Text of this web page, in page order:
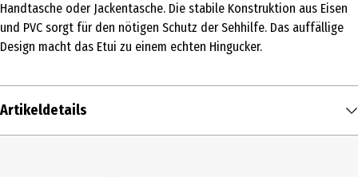
Handtasche oder Jackentasche. Die stabile Konstruktion aus Eisen
und PVC sorgt für den nötigen Schutz der Sehhilfe. Das auffällige
Design macht das Etui zu einem echten Hingucker.
Artikeldetails